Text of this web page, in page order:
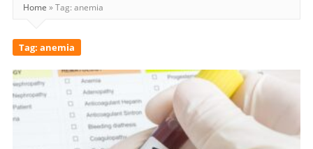
Home »Tag: anemia
Tag: anemia